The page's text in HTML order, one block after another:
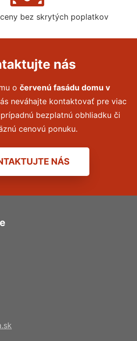
bez skrytých poplatkov
nás
o červenú fasádu domu v
neváhajte kontaktovať pre viac
bezplatnú obhliadku či
cenovú ponuku.
NÁS